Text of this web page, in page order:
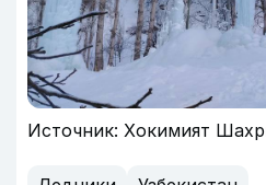
Источник: Хокимият